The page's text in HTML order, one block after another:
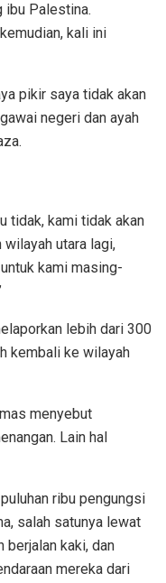
ibu Palestina.
kali ini
pikir saya tidak akan
negeri dan ayah
tidak, kami tidak akan
wilayah utara lagi,
kami masing-
lebih dari 300
kembali ke wilayah
menyebut
Lain hal
ribu pengungsi
salah satunya lewat
berjalan kaki, dan
mereka dari